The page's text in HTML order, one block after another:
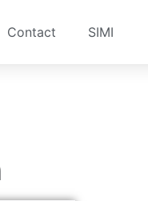
Contact SIMI